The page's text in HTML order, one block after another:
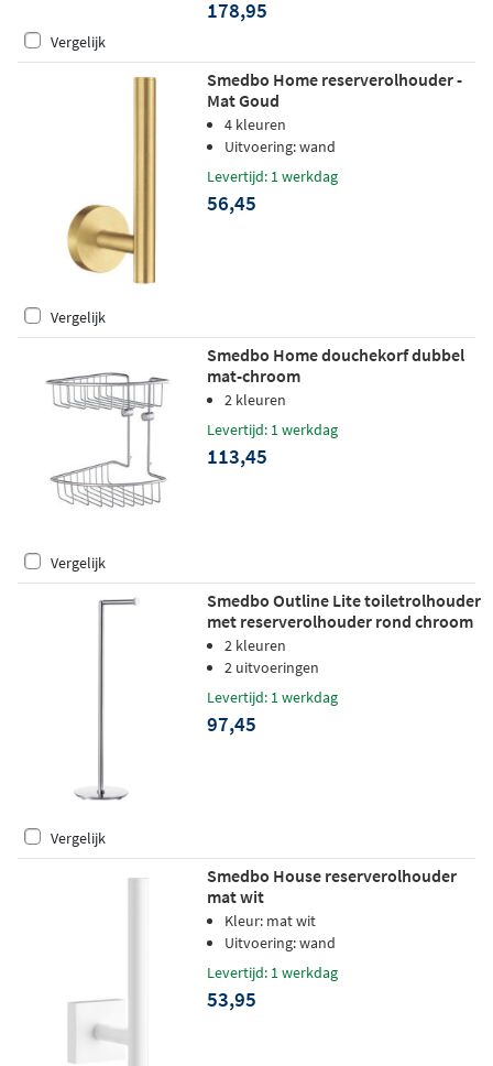
178,95
Vergelijk
Smedbo Home reserverolhouder -
Mat Goud
4 kleuren
Uitvoering: wand
Levertijd: 1 werkdag
56,45
Vergelijk
Smedbo Home douchekorf dubbel
mat-chroom
2 kleuren
Levertijd: 1 werkdag
113,45
Vergelijk
Smedbo Outline Lite toiletrolhouder
met reserverolhouder rond chroom
2 kleuren
2 uitvoeringen
Levertijd: 1 werkdag
97,45
Vergelijk
Smedbo House reserverolhouder
mat wit
Kleur: mat wit
Uitvoering: wand
Levertijd: 1 werkdag
53,95